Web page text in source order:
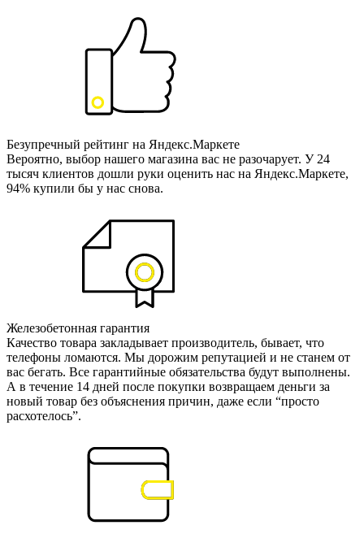
Безупречный рейтинг на Яндекс.Маркете
Вероятно, выбор нашего магазина вас не разочарует. У 24
тысяч клиентов дошли руки оценить нас на Яндекс.Маркете,
94% купили бы у нас снова.
Железобетонная гарантия
Качество товара закладывает производитель, бывает, что
телефоны ломаются. Мы дорожим репутацией и не станем от
вас бегать. Все гарантийные обязательства будут выполнены.
А в течение 14 дней после покупки возвращаем деньги за
новый товар без объяснения причин, даже если “просто
расхотелось”.